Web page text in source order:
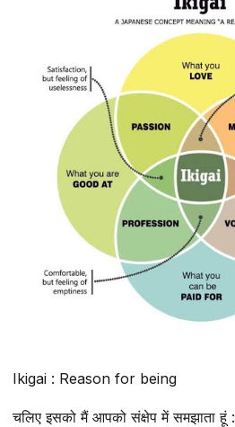
Ikigai : Reason for being
चलिए इसको मैं आपको संक्षेप में समझाता हूं :